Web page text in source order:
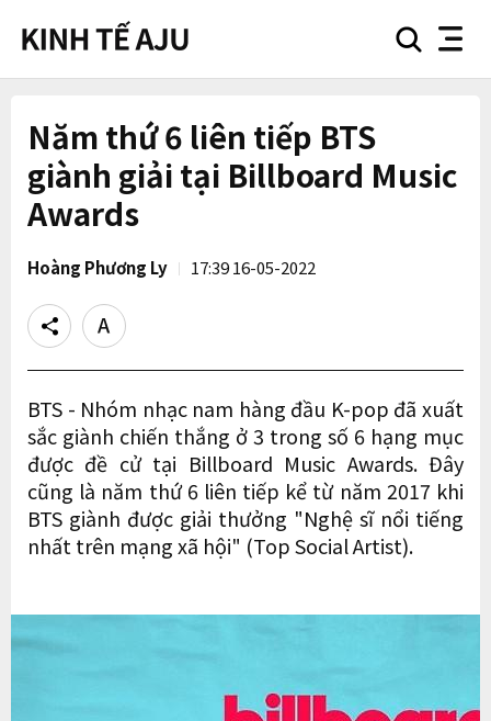
searchnav
Năm thứ 6 liên tiếp BTS
giành giải tại Billboard Music
Awards
Hoàng Phương Ly 17:39 16-05-2022
Share
Text
size
BTS - Nhóm nhạc nam hàng đầu K-pop đã xuất
sắc giành chiến thắng ở 3 trong số 6 hạng mục
được đề cử tại Billboard Music Awards. Đây
cũng là năm thứ 6 liên tiếp kể từ năm 2017 khi
BTS giành được giải thưởng "Nghệ sĩ nổi tiếng
nhất trên mạng xã hội" (Top Social Artist).